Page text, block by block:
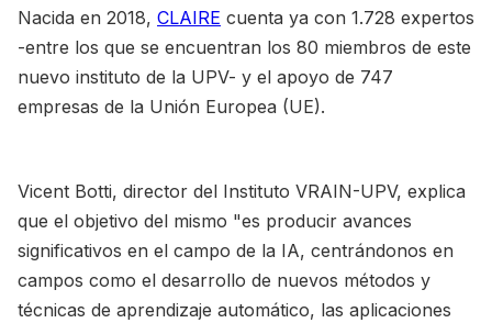
Nacida en 2018, CLAIRE cuenta ya con 1.728 expertos
-entre los que se encuentran los 80 miembros de este
nuevo instituto de la UPV- y el apoyo de 747
empresas de la Unión Europea (UE).
Vicent Botti, director del Instituto VRAIN-UPV, explica
que el objetivo del mismo "es producir avances
significativos en el campo de la IA, centrándonos en
campos como el desarrollo de nuevos métodos y
técnicas de aprendizaje automático, las aplicaciones